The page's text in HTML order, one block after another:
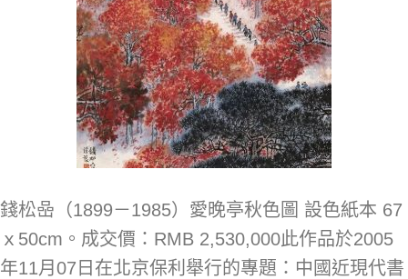
錢松喦（1899－1985）愛晚亭秋色圖 設色紙本 67
ｘ50cm。成交價：RMB 2,530,000此作品於2005
年11月07日在北京保利舉行的專題：中國近現代書